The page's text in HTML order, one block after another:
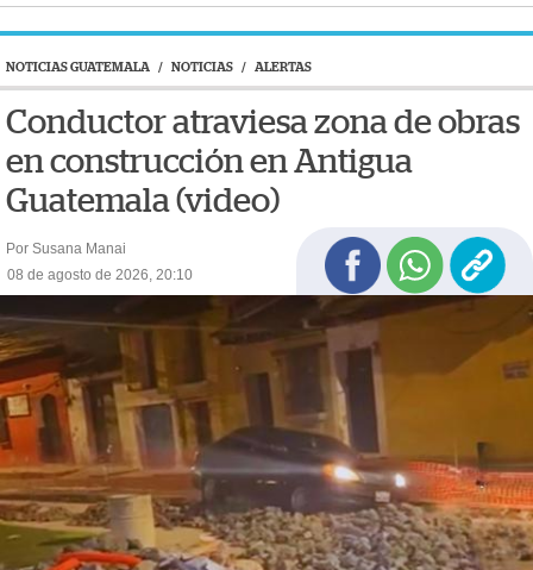
NOTICIAS GUATEMALA / NOTICIAS / ALERTAS
Conductor atraviesa zona de obras
en construcción en Antigua
Guatemala (video)
Por Susana Manai
08 de agosto de 2026, 20:10